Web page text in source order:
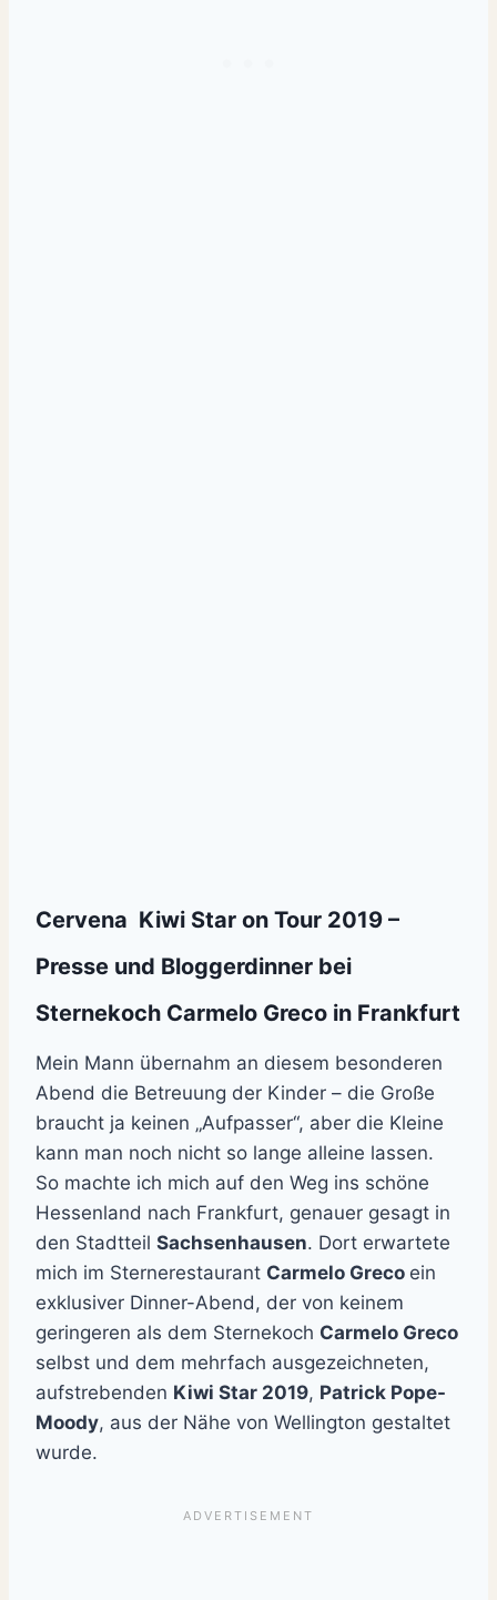
Cervena Kiwi Star on Tour 2019 –
Presse und Bloggerdinner bei
Sternekoch Carmelo Greco in Frankfurt
Mein Mann übernahm an diesem besonderen
Abend die Betreuung der Kinder – die Große
braucht ja keinen „Aufpasser“, aber die Kleine
kann man noch nicht so lange alleine lassen.
So machte ich mich auf den Weg ins schöne
Hessenland nach Frankfurt, genauer gesagt in
den Stadtteil Sachsenhausen. Dort erwartete
mich im Sternerestaurant Carmelo Greco ein
exklusiver Dinner-Abend, der von keinem
geringeren als dem Sternekoch Carmelo Greco
selbst und dem mehrfach ausgezeichneten,
aufstrebenden Kiwi Star 2019, Patrick Pope-
Moody, aus der Nähe von Wellington gestaltet
wurde.